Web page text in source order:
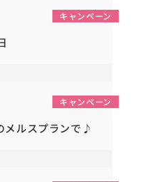
キャンペーン
キャンペーン
メルスプランで♪